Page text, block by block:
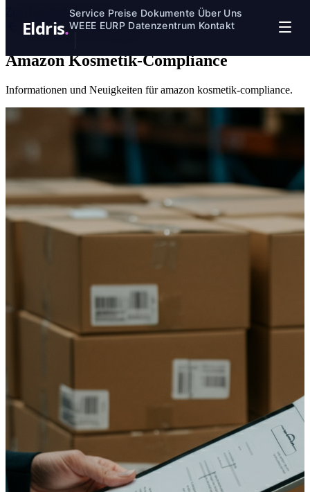
Zum Hauptinhalt springen
Eldris.
Service Preise Dokumente Über Uns
WEEE EURP Datenzentrum Kontakt
Zurück zum Datenzentrum
Amazon Kosmetik-Compliance
Informationen und Neuigkeiten für amazon kosmetik-compliance.